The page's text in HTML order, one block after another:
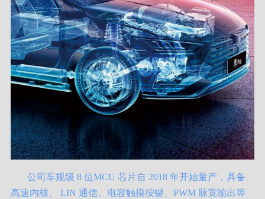
公司车规级 8 位MCU 芯片自 2018 年开始量产，具备
高速内核、 LIN 通信、电容触摸按键、PWM 脉宽输出等